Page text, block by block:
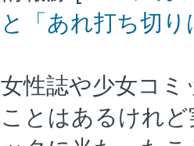
と「あれ打ち切
女性誌や少女コ
ことはあるけれ